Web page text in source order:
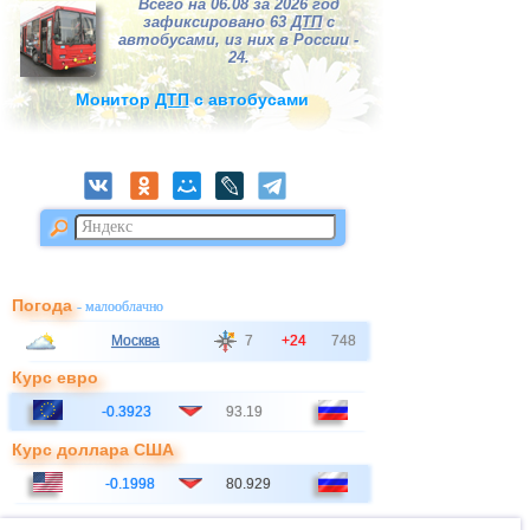
Всего на 06.08 за 2026 год
зафиксировано 63ДТПс
автобусами, из них в России -
24.
Монитор ДТПс автобусами
Погода- малооблачно
Москва 7 +24 748
Курс евро
-0.3923 93.19
Курс доллара США
-0.1998 80.929